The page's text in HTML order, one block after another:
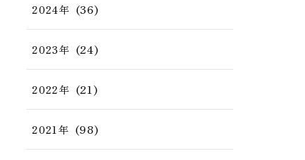
2024年 (36)
2023年 (24)
2022年 (21)
2021年 (98)